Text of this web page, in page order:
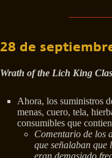
28 de
Wrath of the Lich King
Ahora, los suministros
menas, cuero, tela,
consumibles que
Comentario de los
que señalaban que